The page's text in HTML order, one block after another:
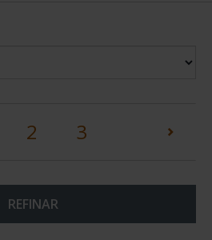
(current)
2 3
REFINAR